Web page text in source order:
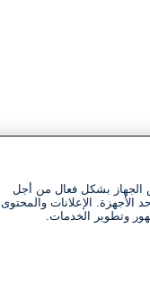
الجهاز بشكل فعال من أجل
الأجهزة. الإعلانات والمحتوى
وتطوير الخدمات.